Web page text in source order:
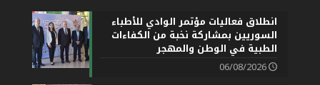
انطلاق فعاليات مؤتمر الوادي للأطباء
السوريين بمشاركة نخبة من الكفاءات
الطبية في الوطن والمهجر
06/08/2026